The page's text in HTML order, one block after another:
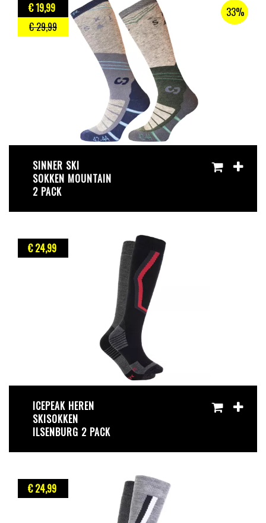
€ 19,99
€ 29,99
33%
SINNER SKI
SOKKEN MOUNTAIN
2 PACK
€ 24,99
ICEPEAK HEREN
SKISOKKEN
ILSENBURG 2 PACK
€ 24,99